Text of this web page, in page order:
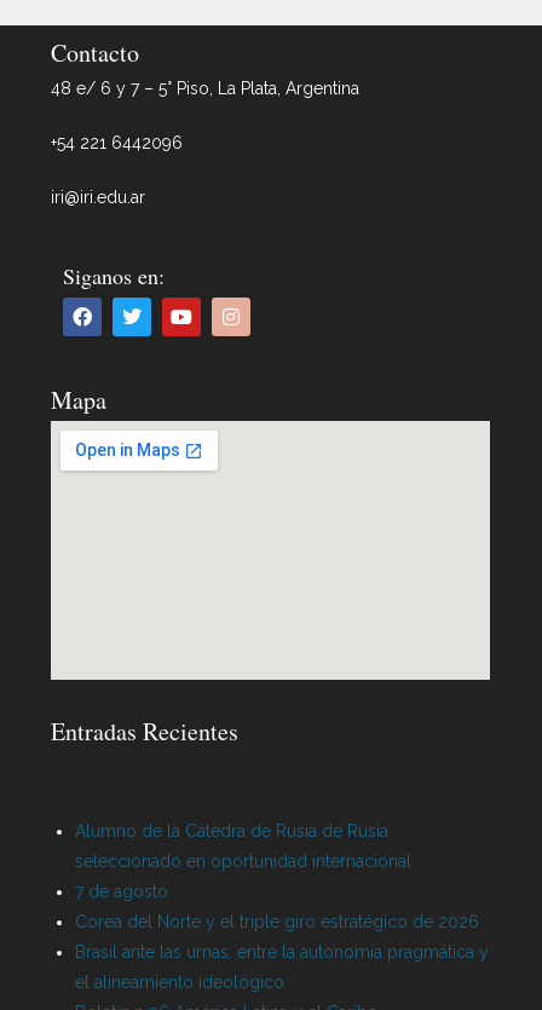
Contacto
48 e/ 6 y 7 – 5° Piso, La Plata, Argentina
+54 221 6442096
iri@iri.edu.ar
Siganos en:
Mapa
Entradas Recientes
Alumno de la Cátedra de Rusia de Rusia
seleccionado en oportunidad internacional
7 de agosto
Corea del Norte y el triple giro estratégico de 2026
Brasil ante las urnas: entre la autonomía pragmática y
el alineamiento ideológico